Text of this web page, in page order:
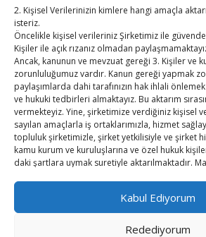
2. Kişisel Verilerinizin kimlere hangi amaçla
isteriz.
Öncelikle kişisel verileriniz Şirketimiz ile
Kişiler ile açık rızanız olmadan
Ancak, kanunun ve mevzuat gereği 3. Kişiler ve
zorunluluğumuz vardır. Kanun gereği yapmak
paylaşımlarda dahi tarafınızın hak ihlali
ve hukuki tedbirleri almaktayız. Bu aktarım
vermekteyiz. Yine, şirketimize verdiğiniz kişisel
sayılan amaçlarla iş ortaklarımızla, hizmet
topluluk şirketimizle, şirket yetkilisiyle ve şirket
kamu kurum ve kuruluşlarına ve özel hukuk
daki şartlara uymak suretiyle aktarılmaktadır.
ulaşması için adres bilgileriniz ve diğer
ile ve iş ortağımızla paylaşılması halleri
tarafından kişisel verilerin yurtdışına yukarıda
sahibinin açık rızasının bulunması halinde veya
Kabul Ediyorum
Redediyorum
Diren ailesine taziye ziyareti
Hisarcıklıoğlu, Ardahan Üniversitesi
Emiroğlu’nu kabul etti
Hisarcıklıoğlu Muğla İl/İlçe Oda / Borsa
ile buluştu
Hisarcıklıoğlu Muğla Ticaret Borsası’nı